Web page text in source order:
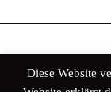
Diese Website